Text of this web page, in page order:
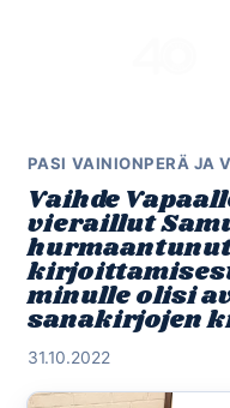
PASI VAINIONPERÄ JA
Vaihde
vieraillut
minulle olisi
sanakirjojen
31.10.2022